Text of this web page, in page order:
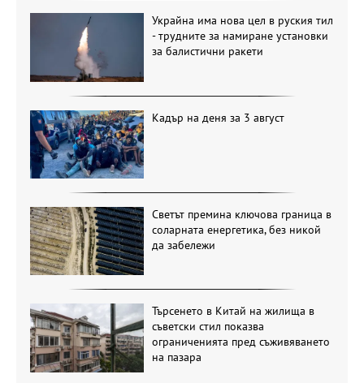
Украйна има нова цел в руския тил
- трудните за намиране установки
за балистични ракети
Кадър на деня за 3 август
Светът премина ключова граница в
соларната енергетика, без никой
да забележи
Търсенето в Китай на жилища в
съветски стил показва
ограниченията пред съживяването
на пазара